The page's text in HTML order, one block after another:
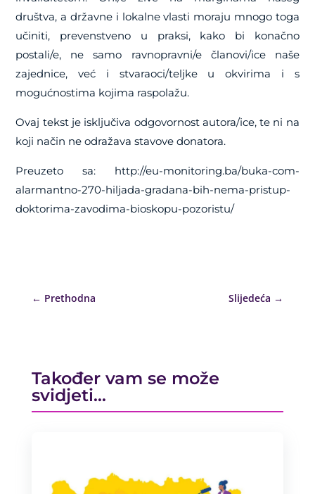
društva, a državne i lokalne vlasti moraju mnogo toga
učiniti, prevenstveno u praksi, kako bi konačno
postali/e, ne samo ravnopravni/e članovi/ice naše
zajednice, već i stvaraoci/teljke u okvirima i s
mogućnostima kojima raspolažu.
Ovaj tekst je isključiva odgovornost autora/ice, te ni na
koji način ne odražava stavove donatora.
Preuzeto sa: http://eu-monitoring.ba/buka-com-
alarmantno-270-hiljada-gradana-bih-nema-pristup-
doktorima-zavodima-bioskopu-pozoristu/
← Prethodna Slijedeća →
Također vam se može
svidjeti…